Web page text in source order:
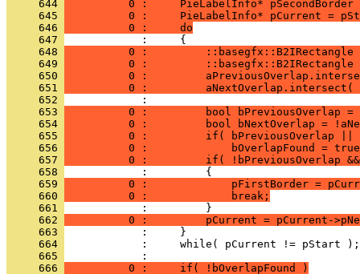
     644
0 :     PieLabelInfo* pSecondBorder
     645
0 :     PieLabelInfo* pCurrent =
     646
          0 :     do
     647
     648
0 :
     649
0 :
     650
0 :
     651
0 :
     652
     653
0 :         bool bPreviousOverlap =
     654
0 :         bool bNextOverlap =
     655
0 :         if( bPreviousOverlap ||
     656
0 :             bOverlapFound =
     657
0 :         if( !bPreviousOverlap
     658
     659
0 :             pFirstBorder =
     660
          0 :             break;
     661
     662
0 :         pCurrent = pCurrent-
     663
     664
     665
     666
          0 :     if( !bOverlapFound )